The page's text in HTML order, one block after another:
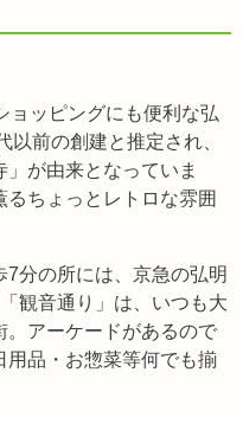
ョッピングにも便利な弘
前の創建と推定され、
が由来となっていま
ちょっとレトロな雰囲
分の所には、京急の弘明
観音通り」は、いつも大
。アーケードがあるので
用品・お惣菜等何でも揃